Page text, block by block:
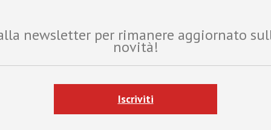
newsletter per rimanere aggiornato
novità!
Iscriviti